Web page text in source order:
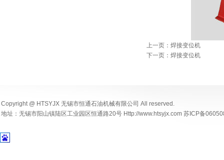
上一页：焊接变位机
下一页：焊接变位机
Copyright @ HTSYJX 无锡市恒通石油机械有限公司 All reserved.
地址：无锡市阳山镇陆区工业园区恒通路20号 Http://www.htsyjx.com 苏ICP备